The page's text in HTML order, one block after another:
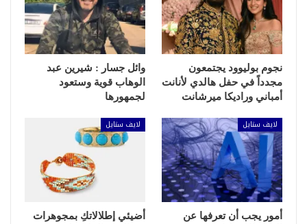
نجوم بوليوود يجتمعون
مجدداً في حفل هالدي لأنانت
أمباني وراديكا ميرشانت
وائل جسار : شيرين عبد
الوهاب قوية وستعود
لجمهورها
لايف ستايل
أمور يجب أن تعرفها عن
لايف ستايل
أضيئي إطلالاتكِ بمجوهرات